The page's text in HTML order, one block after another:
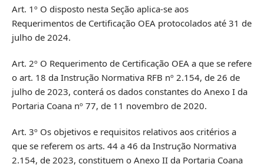
Art. 1º O disposto nesta Seção aplica-se aos
Requerimentos de Certificação OEA protocolados até 31 de
julho de 2024.
Art. 2º O Requerimento de Certificação OEA a que se refere
o art. 18 da Instrução Normativa RFB nº 2.154, de 26 de
julho de 2023, conterá os dados constantes do Anexo I da
Portaria Coana nº 77, de 11 novembro de 2020.
Art. 3º Os objetivos e requisitos relativos aos critérios a
que se referem os arts. 44 a 46 da Instrução Normativa
2.154, de 2023, constituem o Anexo II da Portaria Coana